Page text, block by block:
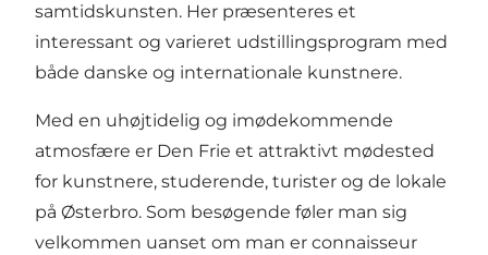
samtidskunsten. Her præsenteres et
interessant og varieret udstillingsprogram med
både danske og internationale kunstnere.
Med en uhøjtidelig og imødekommende
atmosfære er Den Frie et attraktivt mødested
for kunstnere, studerende, turister og de lokale
på Østerbro. Som besøgende føler man sig
velkommen uanset om man er connaisseur